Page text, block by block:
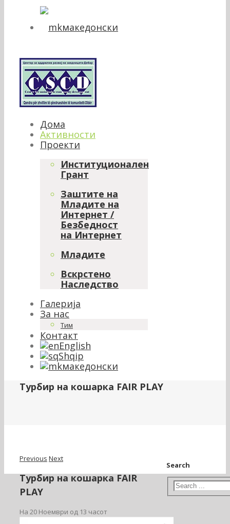
македонски
Дома
Активности
Проекти
Институционален
Грант
Заштите на
Младите на
Интернет /
Безбедност
на Интернет
Младите
Вскрстено
Наследство
Галерија
За нас
Тим
Контакт
English
Shqip
македонски
Tурбир на кошарка FAIR PLAY
Previous Next
Tурбир на кошарка FAIR
PLAY
На 20 Ноември од 13 часот
Search